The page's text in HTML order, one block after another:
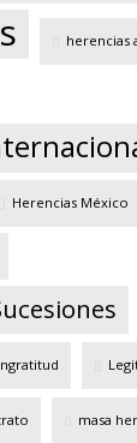
herencias
Herencias México
masa